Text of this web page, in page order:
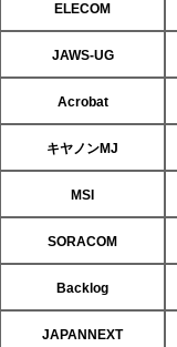
ELECOM
JAWS-UG
Acrobat
キヤノンMJ
MSI
SORACOM
Backlog
JAPANNEXT